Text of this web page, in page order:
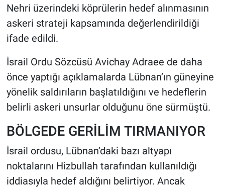
Nehri üzerindeki köprülerin hedef alınmasının
askeri strateji kapsamında değerlendirildiği
ifade edildi.
İsrail Ordu Sözcüsü Avichay Adraee de daha
önce yaptığı açıklamalarda Lübnan’ın güneyine
yönelik saldırıların başlatıldığını ve hedeflerin
belirli askeri unsurlar olduğunu öne sürmüştü.
BÖLGEDE GERİLİM TIRMANIYOR
İsrail ordusu, Lübnan’daki bazı altyapı
noktalarını Hizbullah tarafından kullanıldığı
iddiasıyla hedef aldığını belirtiyor. Ancak